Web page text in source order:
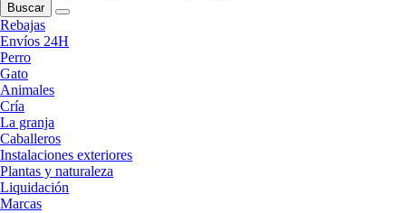
Buscar
Rebajas
Envíos 24H
Perro
Gato
Animales
Cría
La granja
Caballeros
Instalaciones exteriores
Plantas y naturaleza
Liquidación
Marcas